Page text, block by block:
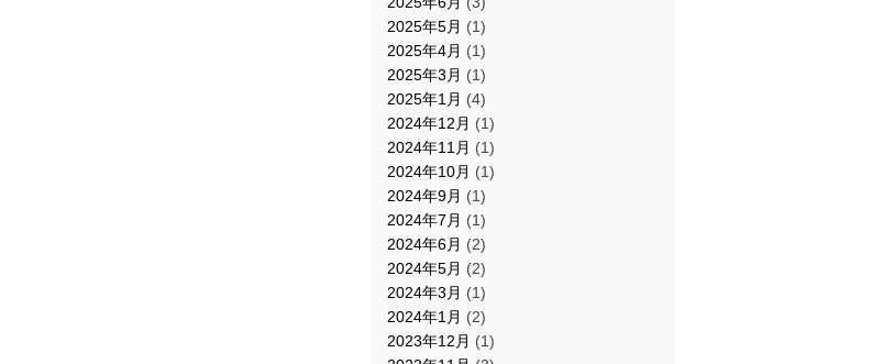
2025年5月 (1)
2025年4月 (1)
2025年3月 (1)
2025年1月 (4)
2024年12月 (1)
2024年11月 (1)
2024年10月 (1)
2024年9月 (1)
2024年7月 (1)
2024年6月 (2)
2024年5月 (2)
2024年3月 (1)
2024年1月 (2)
2023年12月 (1)